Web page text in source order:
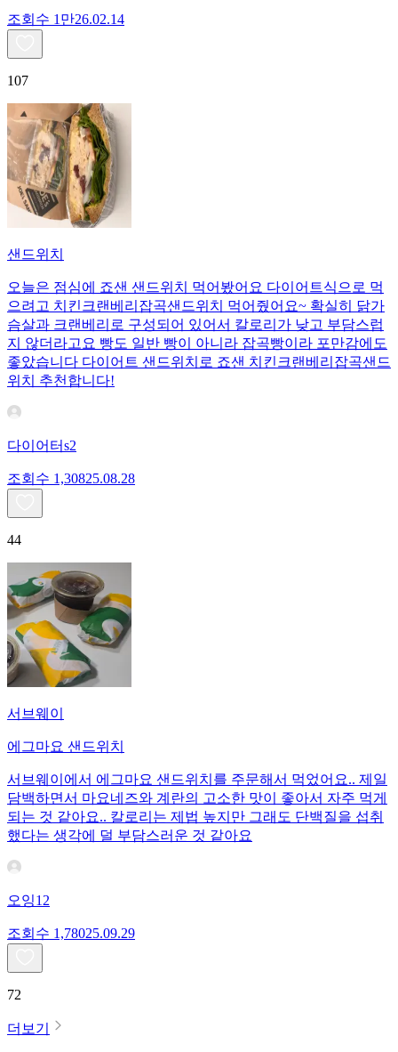
조회수 1만26.02.14
107
샌드위치
오늘은 점심에 죠샌 샌드위치 먹어봤어요 다이어트식으로 먹
으려고 치킨크랜베리잡곡샌드위치 먹어줬어요~ 확실히 닭가
슴살과 크랜베리로 구성되어 있어서 칼로리가 낮고 부담스럽
지 않더라고요 빵도 일반 빵이 아니라 잡곡빵이라 포만감에도
좋았습니다 다이어트 샌드위치로 죠샌 치킨크랜베리잡곡샌드
위치 추천합니다!
다이어터s2
조회수 1,30825.08.28
44
서브웨이
에그마요 샌드위치
서브웨이에서 에그마요 샌드위치를 주문해서 먹었어요.. 제일
담백하면서 마요네즈와 계란의 고소한 맛이 좋아서 자주 먹게
되는 것 같아요.. 칼로리는 제법 높지만 그래도 단백질을 섭취
했다는 생각에 덜 부담스러운 것 같아요
오잉12
조회수 1,78025.09.29
72
더보기